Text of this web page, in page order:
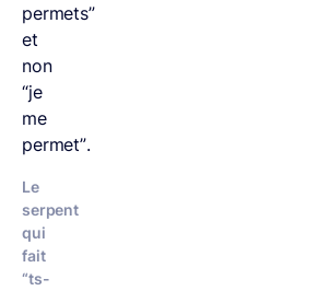
permets”
et
non
“je
me
permet”.
Le
serpent
qui
fait
“ts-